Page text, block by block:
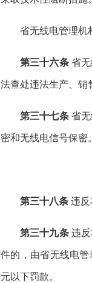
省无线电管理机
第三十六条省无
法查处违法生产、销
第三十七条省无
密和无线电信号保密。
第三十八条 违
第三十九条违反
件的，由省无线电
元以下罚款。